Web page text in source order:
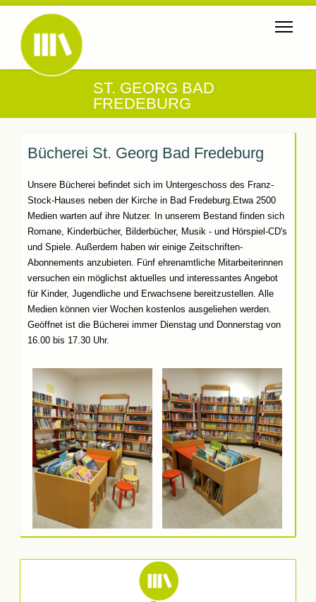
ST. GEORG BAD
FREDEBURG
Bücherei St. Georg Bad Fredeburg
Unsere Bücherei befindet sich im Untergeschoss des Franz-
Stock-Hauses neben der Kirche in Bad Fredeburg.Etwa 2500
Medien warten auf ihre Nutzer. In unserem Bestand finden sich
Romane, Kinderbücher, Bilderbücher, Musik - und Hörspiel-CD's
und Spiele. Außerdem haben wir einige Zeitschriften-
Abonnements anzubieten. Fünf ehrenamtliche Mitarbeiterinnen
versuchen ein möglichst aktuelles und interessantes Angebot
für Kinder, Jugendliche und Erwachsene bereitzustellen. Alle
Medien können vier Wochen kostenlos ausgeliehen werden.
Geöffnet ist die Bücherei immer Dienstag und Donnerstag von
16.00 bis 17.30 Uhr.